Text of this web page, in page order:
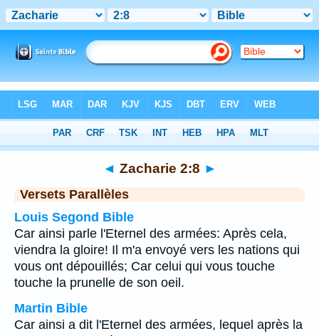
Chapitre 2 > Verset 8
◄ Zacharie 2:8 ►
Versets Parallèles
Louis Segond Bible
Car ainsi parle l'Eternel des armées: Après cela,
viendra la gloire! Il m'a envoyé vers les nations qui
vous ont dépouillés; Car celui qui vous touche
touche la prunelle de son oeil.
Martin Bible
Car ainsi a dit l'Eternel des armées, lequel après la